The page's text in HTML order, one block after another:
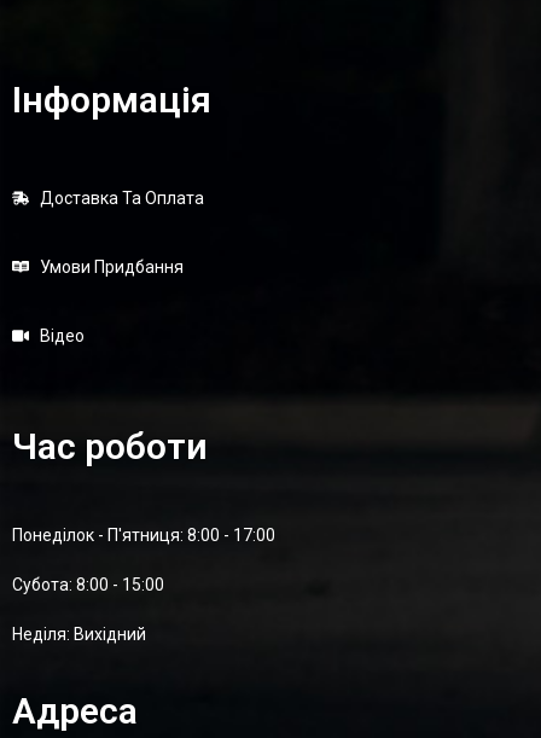
Інформація
Доставка Та Оплата
Умови Придбання
Відео
Час роботи
Понеділок - П'ятниця: 8:00 - 17:00
Суботa: 8:00 - 15:00
Неділя: Вихідний
Адреса